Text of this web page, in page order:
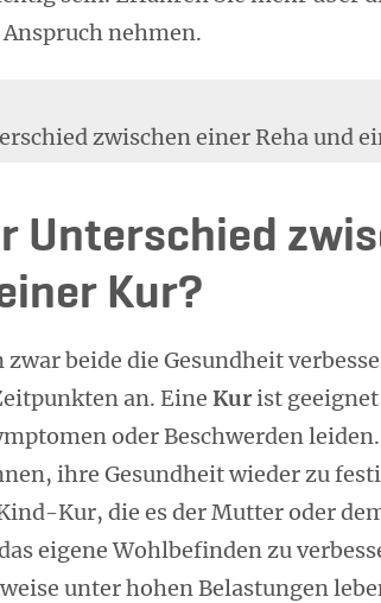
nehmen.
zwischen einer Reha und
Unterschied
Kur?
beide die Gesundheit
an. Eine Kurist geeignet
oder Beschwerden
ihre Gesundheit wieder zu
Kur, die es der Mutter oder
eigene Wohlbefinden zu
unter hohen Belastungen